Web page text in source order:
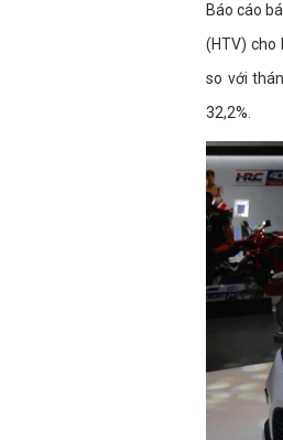
Báo cáo
(HTV) cho
so với
32,2%.